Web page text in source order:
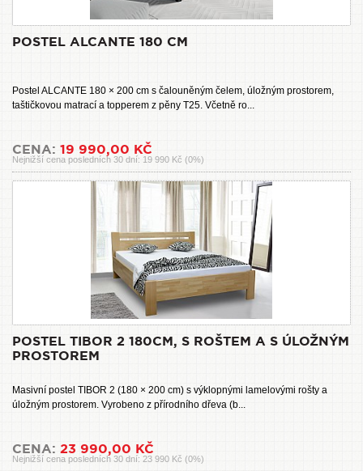
POSTEL ALCANTE 180 CM
Postel ALCANTE 180 × 200 cm s čalouněným čelem, úložným prostorem,
taštičkovou matrací a topperem z pěny T25. Včetně ro...
CENA: 19 990,00 KČ
Nejnižší cena posledních 30 dní: 19 990 Kč (0%)
POSTEL TIBOR 2 180CM, S ROŠTEM A S ÚLOŽNÝM
PROSTOREM
Masivní postel TIBOR 2 (180 × 200 cm) s výklopnými lamelovými rošty a
úložným prostorem. Vyrobeno z přírodního dřeva (b...
CENA: 23 990,00 KČ
Nejnižší cena posledních 30 dní: 23 990 Kč (0%)